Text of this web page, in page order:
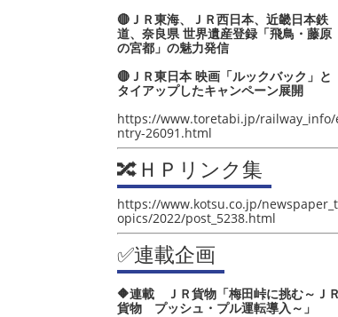
🔴ＪＲ東海、ＪＲ西日本、近畿日本鉄
道、奈良県 世界遺産登録「飛鳥・藤原
の宮都」の魅力発信
🔴ＪＲ東日本 映画「ルックバック」と
タイアップしたキャンペーン展開
https://www.toretabi.jp/railway_info/
ntry-26091.html
🔀ＨＰリンク集
https://www.kotsu.co.jp/newspaper_t
opics/2022/post_5238.html
✅連載企画
🔶連載 ＪＲ貨物「梅田峠に挑む～ＪＲ
貨物 プッシュ・プル運転導入～」